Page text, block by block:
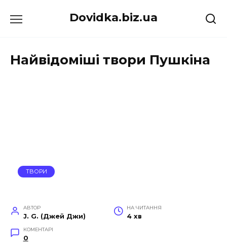
до
Dovidka.biz.ua
Найвідоміші твори Пушкіна
ТВОРИ
АВТОР
J. G. (Джей Джи)
НА ЧИТАННЯ
4 хв
КОМЕНТАРІ
0